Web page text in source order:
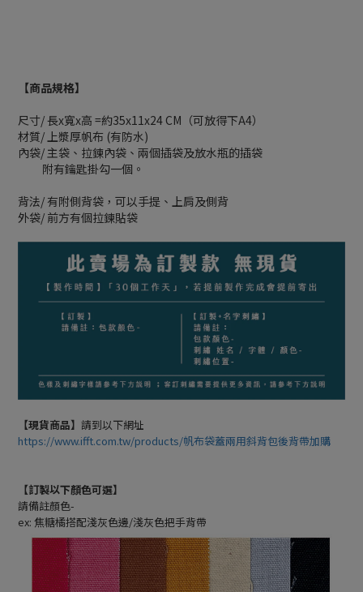
【商品規格】
尺寸/ 長x寬x高 =約35x11x24 CM（可放得下A4）
材質/ 上漿厚帆布 (有防水)
內袋/ 主袋、拉鍊內袋、兩個插袋及放水瓶的插袋
附有鑰匙掛勾一個。
背法/ 有附側背袋，可以手提、上肩及側背
外袋/ 前方有個拉鍊貼袋
【現貨商品】 請到以下網址
https://www.ifft.com.tw/products/帆布袋蓋兩用斜背包後背帶加購
【訂製以下顏色可選】
請備註顏色-
ex: 焦糖橘搭配淺灰色邊/淺灰色把手背帶